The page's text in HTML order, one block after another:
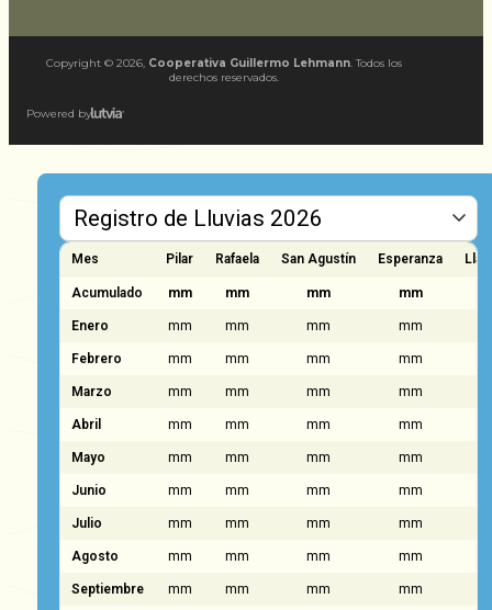
Copyright © 2026, Cooperativa Guillermo Lehmann. Todos los
derechos reservados.
Powered by
Mes Pilar Rafaela San Agustín Esperanza
Acumulado mm mm mm mm
Enero mm mm mm mm
Febrero mm mm mm mm
Marzo mm mm mm mm
Abril mm mm mm mm
Mayo mm mm mm mm
Junio mm mm mm mm
Julio mm mm mm mm
Agosto mm mm mm mm
Septiembre mm mm mm mm